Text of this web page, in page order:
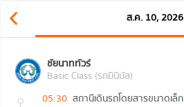
ส.ค. 10, 2026
ชัยนาททัวร์
Basic Class (รถมินิบัส)
05:30